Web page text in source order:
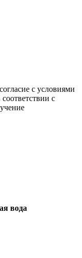
c условиями
соответствии с
вода